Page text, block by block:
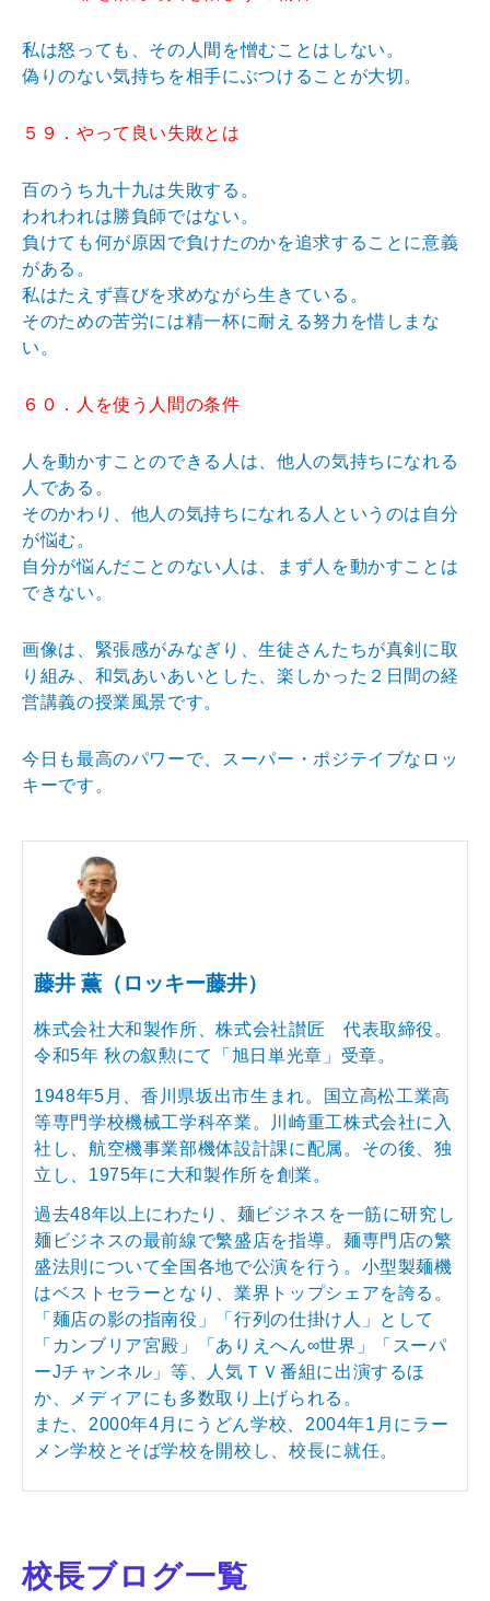
私は怒っても、その人間を憎むことはしない。
偽りのない気持ちを相手にぶつけることが大切。
５９．やって良い失敗とは
百のうち九十九は失敗する。
われわれは勝負師ではない。
負けても何が原因で負けたのかを追求することに意義
がある。
私はたえず喜びを求めながら生きている。
そのための苦労には精一杯に耐える努力を惜しまな
い。
６０．人を使う人間の条件
人を動かすことのできる人は、他人の気持ちになれる
人である。
そのかわり、他人の気持ちになれる人というのは自分
が悩む。
自分が悩んだことのない人は、まず人を動かすことは
できない。
画像は、緊張感がみなぎり、生徒さんたちが真剣に取
り組み、和気あいあいとした、楽しかった２日間の経
営講義の授業風景です。
今日も最高のパワーで、スーパー・ポジテイブなロッ
キーです。
藤井 薫（ロッキー藤井）
株式会社大和製作所、株式会社讃匠 代表取締役。
令和5年 秋の叙勲にて「旭日単光章」受章。
1948年5月、香川県坂出市生まれ。国立高松工業高
等専門学校機械工学科卒業。川崎重工株式会社に入
社し、航空機事業部機体設計課に配属。その後、独
立し、1975年に大和製作所を創業。
過去48年以上にわたり、麺ビジネスを一筋に研究し
麺ビジネスの最前線で繁盛店を指導。麺専門店の繁
盛法則について全国各地で公演を行う。小型製麺機
はベストセラーとなり、業界トップシェアを誇る。
「麺店の影の指南役」「行列の仕掛け人」として
「カンブリア宮殿」「ありえへん∞世界」「スーパ
ーJチャンネル」等、人気ＴＶ番組に出演するほ
か、メディアにも多数取り上げられる。
また、2000年4月にうどん学校、2004年1月にラー
メン学校とそば学校を開校し、校長に就任。
校長ブログ一覧